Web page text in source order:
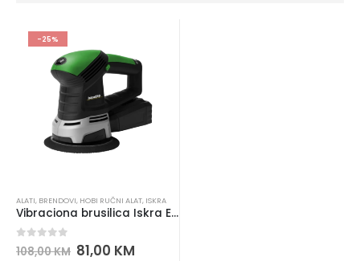
-25%
ALATI, BRENDOVI, HOBI RUČNI ALAT, ISKRA
Vibraciona brusilica Iskra ERO IE-AJ46-450
out of 5
108,00KM 81,00 KM